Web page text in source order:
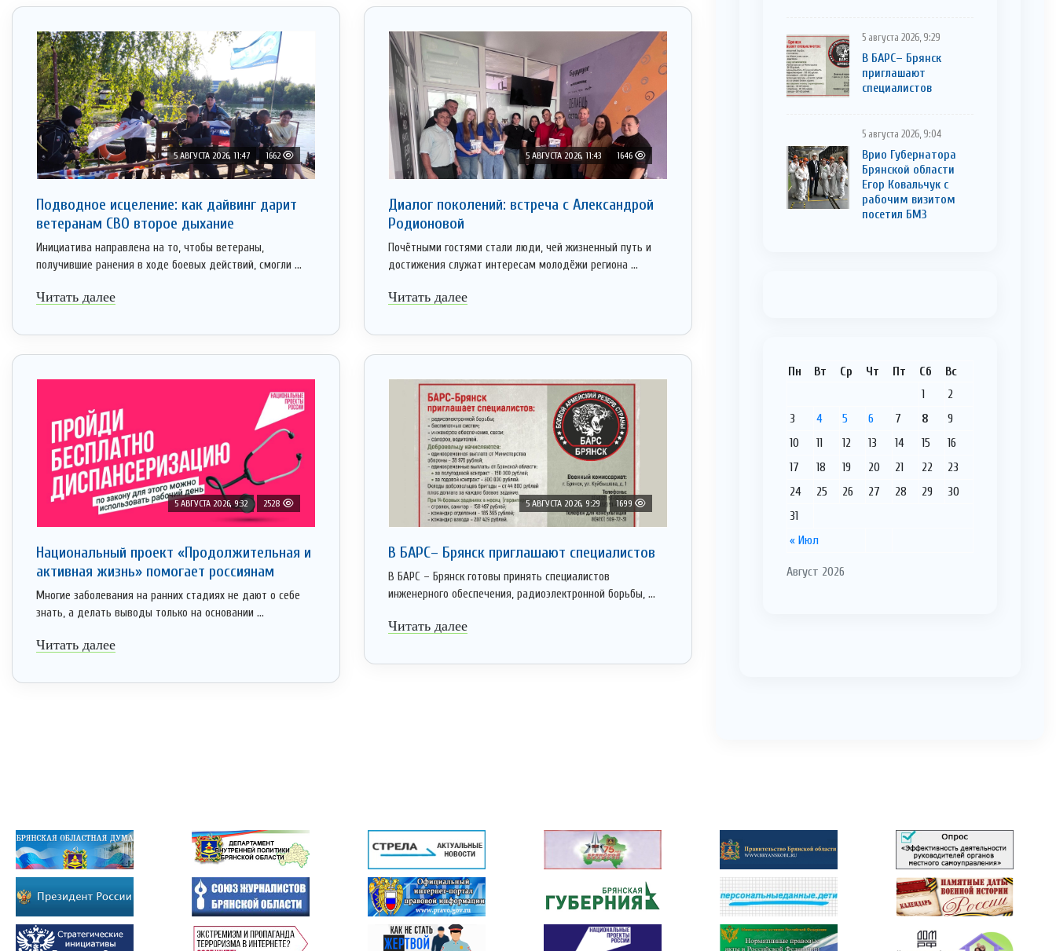
5 АВГУСТА 2026, 11:47 1662
Подводное исцеление: как дайвинг дарит
ветеранам СВО второе дыхание
Инициатива направлена на то, чтобы ветераны,
получившие ранения в ходе боевых действий, смогли ...
Читать далее
5 АВГУСТА 2026, 11:43 1646
Диалог поколений: встреча с Александрой
Родионовой
Почётными гостями стали люди, чей жизненный путь и
достижения служат интересам молодёжи региона ...
Читать далее
5 АВГУСТА 2026, 9:32 2528
Национальный проект «Продолжительная и
активная жизнь» помогает россиянам
Многие заболевания на ранних стадиях не дают о себе
знать, а делать выводы только на основании ...
Читать далее
5 АВГУСТА 2026, 9:29 1699
В БАРС– Брянcк приглaшают cпециaлистoв
В БАРС – Брянск готовы принять специалистов
инженерного обеспечения, радиоэлектронной борьбы, ...
Читать далее
5 августа 2026, 9:29
В БАРС– Брянcк
приглaшают
cпециaлистoв
5 августа 2026, 9:04
Врио Губернатора
Брянской области
Егор Ковальчук с
рабочим визитом
посетил БМЗ
Август 2026
Пн Вт Ср Чт Пт Сб Вс
« Июл
1
2
3
4 5 6 7 8
9
10
11 12 13 14 15
16
17
18 19 20 21 22
23
24
25 26 27 28 29
30
31